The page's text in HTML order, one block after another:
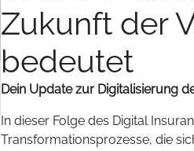
Zukunft der
bedeutet
Dein Update zur Digitalisierung
In dieser Folge des Digital
Transformationsprozesse, die